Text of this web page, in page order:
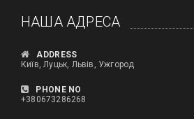
HАША АДРЕСА
ADDRESS
Київ, Луцьк, Львів, Ужгород
PHONE NO
+380673286268